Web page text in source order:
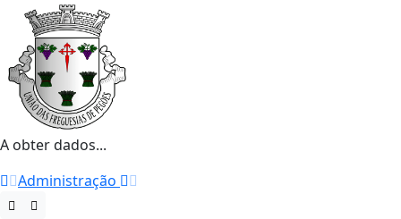
A obter dados...
Administração